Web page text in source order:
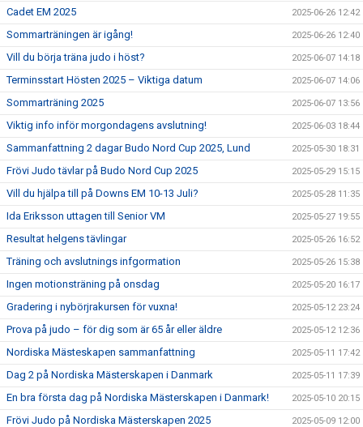
Cadet EM 2025 2025-06-26 12:42
Sommarträningen är igång! 2025-06-26 12:40
Vill du börja träna judo i höst? 2025-06-07 14:18
Terminsstart Hösten 2025 – Viktiga datum 2025-06-07 14:06
Sommarträning 2025 2025-06-07 13:56
Viktig info inför morgondagens avslutning! 2025-06-03 18:44
Sammanfattning 2 dagar Budo Nord Cup 2025, Lund 2025-05-30 18:31
Frövi Judo tävlar på Budo Nord Cup 2025 2025-05-29 15:15
Vill du hjälpa till på Downs EM 10-13 Juli? 2025-05-28 11:35
Ida Eriksson uttagen till Senior VM 2025-05-27 19:55
Resultat helgens tävlingar 2025-05-26 16:52
Träning och avslutnings infgormation 2025-05-26 15:38
Ingen motionsträning på onsdag 2025-05-20 16:17
Gradering i nybörjrakursen för vuxna! 2025-05-12 23:24
Prova på judo – för dig som är 65 år eller äldre 2025-05-12 12:36
Nordiska Mästeskapen sammanfattning 2025-05-11 17:42
Dag 2 på Nordiska Mästerskapen i Danmark 2025-05-11 17:39
En bra första dag på Nordiska Mästerskapen i Danmark! 2025-05-10 20:15
Frövi Judo på Nordiska Mästerskapen 2025 2025-05-09 12:00